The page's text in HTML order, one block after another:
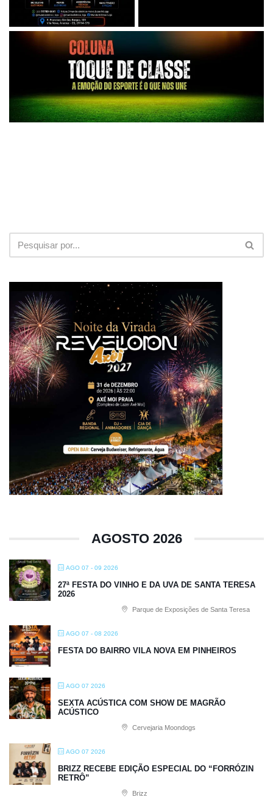
AGOSTO 2026
AGO 07 - 09 2026
27ª FESTA DO VINHO E DA UVA DE SANTA TERESA
2026
Parque de Exposições de Santa Teresa
AGO 07 - 08 2026
FESTA DO BAIRRO VILA NOVA EM PINHEIROS
AGO 07 2026
SEXTA ACÚSTICA COM SHOW DE MAGRÃO
ACÚSTICO
Cervejaria Moondogs
AGO 07 2026
BRIZZ RECEBE EDIÇÃO ESPECIAL DO “FORRÓZIN
RETRÔ”
Brizz